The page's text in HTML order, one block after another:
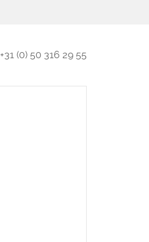
+31 (0) 50 316 29 55